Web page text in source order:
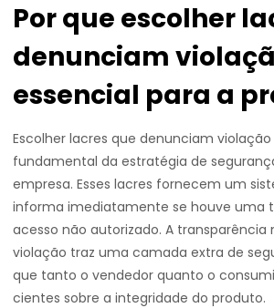
Por que escolher
denunciam
essencial para a
Escolher lacres que denunciam
fundamental da estratégia de
empresa. Esses lacres fornecem um
informa imediatamente se houve uma
acesso não autorizado. A
violação traz uma camada extra de
que tanto o vendedor quanto o
cientes sobre a integridade do produto.